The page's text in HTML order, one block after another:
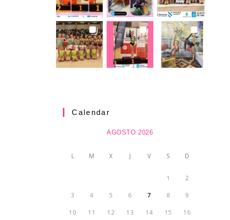
Calendar
AGOSTO 2026
L M X J V S D
1 2
3 4 5 6 7 8 9
10 11 12 13 14 15 16